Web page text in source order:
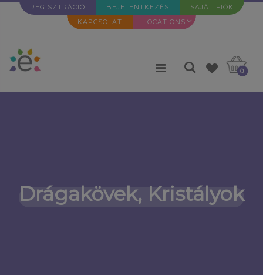
REGISZTRÁCIÓ BEJELENTKEZÉS
SAJÁT FIÓK
KAPCSOLAT
LOCATIONS
0
Drágakövek, Kristályok